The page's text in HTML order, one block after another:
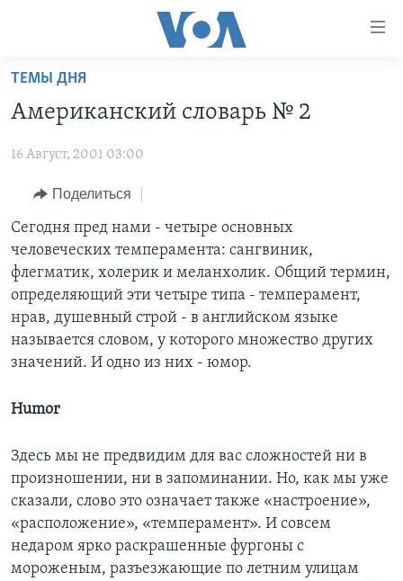
Перейти
основной
Перейти
навигации
Перейти
поиск
ПРОГРАММЫ
АМЕРИКА
НОВОСТИ ЗА МИНУТУ
ИТОГИ
ПОЧЕМУ ЭТО ВАЖНО?
ДИСКУССИЯ VOA
ДЕТАЛИ
НЬЮ-ЙОРК NEW YORK
ПРОЕКТЫ
УЧИМ АНГЛИЙСКИЙ
НАША АМЕРИКАНСКАЯ ИСТОРИЯ
А КАК В АМЕРИКЕ?
АРТЕФАКТЫ
АМЕРИКАНСКИЕ ГОРОДКИ
ТЕСТЫ
ЭКСПЕРТИЗА
ИНТЕРВЬЮ
ФАКТЫ ПРОТИВ ФЕЙКОВ
ЗА СВОБОДУ ПРЕССЫ
УЧИМ АНГЛИЙСКИЙ
ВИДЕО
СОЦИАЛЬНЫЕ СЕТИ
Языки
ТЕМЫ ДНЯ
Американский словарь № 2
16 Август, 2001 03:00
Поделиться
Сегодня пред нами - четыре основных
человеческих темперамента: сангвиник,
флегматик, холерик и меланхолик. Общий термин,
определяющий эти четыре типа - темперамент,
нрав, душевный строй - в английском языке
называется словом, у которого множество других
значений. И одно из них - юмор.
Humor
Здесь мы не предвидим для вас сложностей ни в
произношении, ни в запоминании. Но, как мы уже
сказали, слово это означает также «настроение»,
«расположение», «темперамент». И совсем
недаром ярко раскрашенные фургоны с
мороженым, разъезжающие по летним улицам